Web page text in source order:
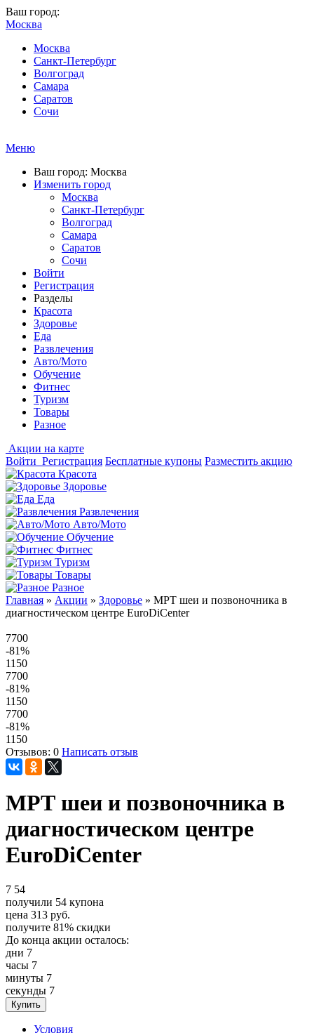
Ваш город:
Москва
Москва
Санкт-Петербург
Волгоград
Самара
Саратов
Сочи
Меню
Ваш город: Москва
Изменить город
Москва
Санкт-Петербург
Волгоград
Самара
Саратов
Сочи
Войти
Регистрация
Разделы
Красота
Здоровье
Еда
Развлечения
Авто/Мото
Обучение
Фитнес
Туризм
Товары
Разное
Акции на карте
Войти Регистрация Бесплатные купоны Разместить акцию
Красота
Здоровье
Еда
Развлечения
Авто/Мото
Обучение
Фитнес
Туризм
Товары
Разное
Главная » Акции » Здоровье » МРТ шеи и позвоночника в
диагностическом центре EuroDiCenter
7700
-81%
1150
7700
-81%
1150
7700
-81%
1150
Отзывов: 0 Написать отзыв
МРТ шеи и позвоночника в
диагностическом центре
EuroDiCenter
7 54
получили 54 купона
цена 313 руб.
получите 81% скидки
До конца акции осталось:
дни 7
часы 7
минуты 7
секунды 7
Условия